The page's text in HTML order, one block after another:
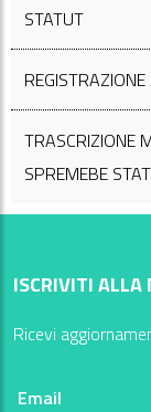
STATUT
TRASCRIZIONE
SPREMEBE
ISCRIVITI ALLA
Ricevi
Email